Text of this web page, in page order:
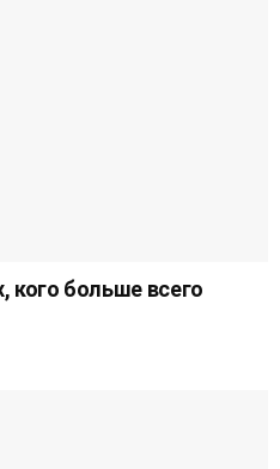
кого больше всего